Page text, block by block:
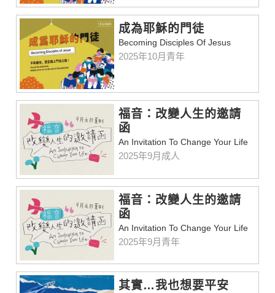
成為耶穌的門徒
Becoming Disciples Of Jesus
2025年10月青年
福音：改變人生的邀請
函
An Invitation To Change Your Life
2025年9月成人
福音：改變人生的邀請
函
An Invitation To Change Your Life
2025年9月青年
其實…我也想要平安